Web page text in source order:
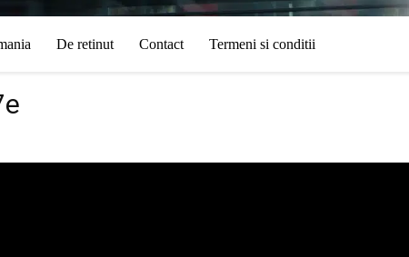
De retinut Contact Termeni si conditii